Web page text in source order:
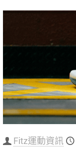
Fitz運動資訊